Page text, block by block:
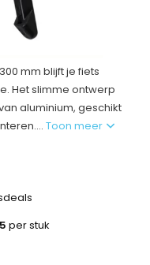
mm blijft je fiets
Het slimme ontwerp
aluminium, geschikt
Toon meer
per stuk